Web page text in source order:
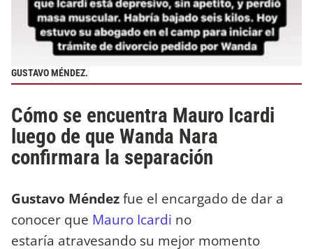
GUSTAVO MÉNDEZ.
Cómo se encuentra Mauro Icardi
luego de que Wanda Nara
confirmara la separación
Gustavo Méndezfue el encargado de dar a
conocer que Mauro Icardi no
estaría atravesando su mejor momento